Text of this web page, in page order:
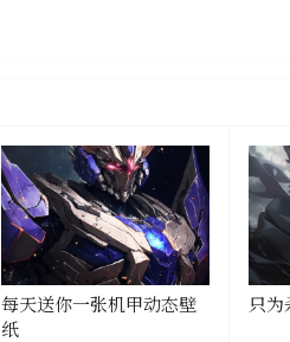
每天送你一张机甲动态壁
纸
只